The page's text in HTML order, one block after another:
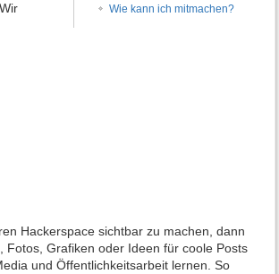
Wie kann ich mitmachen?
Hackerspace sichtbar zu machen, dann
Fotos, Grafiken oder Ideen für coole Posts
und Öffentlichkeitsarbeit lernen. So